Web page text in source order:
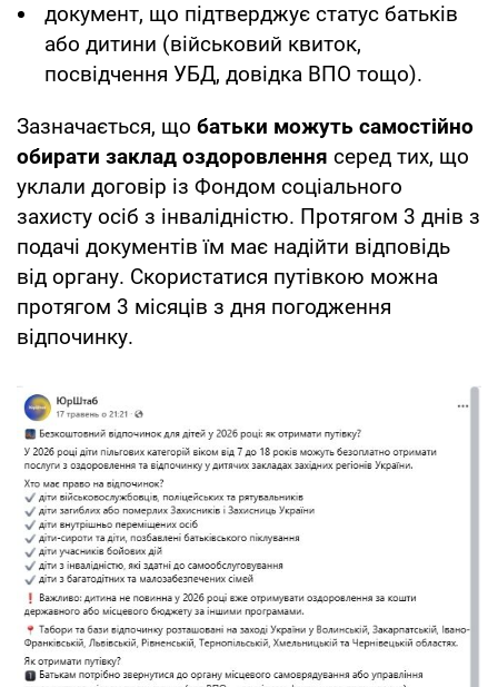
документ, що підтверджує статус батьків
або дитини (військовий квиток,
посвідчення УБД, довідка ВПО тощо).
Зазначається, що батьки можуть самостійно
обирати заклад оздоровлення серед тих, що
уклали договір із Фондом соціального
захисту осіб з інвалідністю. Протягом 3 днів з
подачі документів їм має надійти відповідь
від органу. Скористатися путівкою можна
протягом 3 місяців з дня погодження
відпочинку.